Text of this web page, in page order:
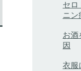
セロ
ニン
お酒
因
衣服